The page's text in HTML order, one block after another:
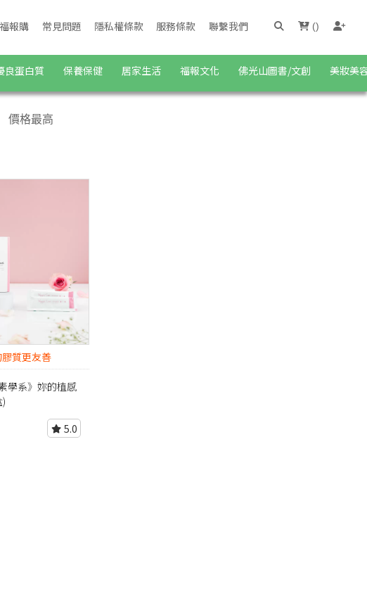
報購 常見問題 隱私權條款 服務條款 聯繫我們 ()
良蛋白質 保養保健 居家生活 福報文化 佛光山圖書/文創 美妝美
價格最高
質更友善
學系》妳的植感
5.0